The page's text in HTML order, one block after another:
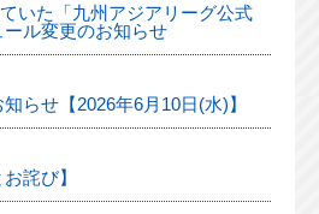
いた「九州アジアリーグ公式
ル変更のお知らせ
らせ【2026年6月10日(水)】
詫び】